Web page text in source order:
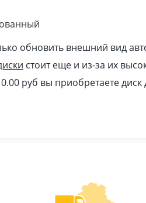
обновить внешний вид
стоит еще и из-за их
pуб вы приобретаете